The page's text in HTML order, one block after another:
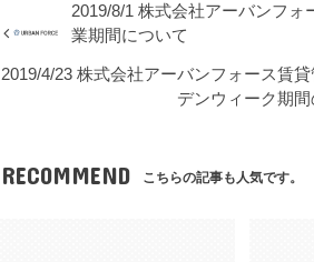
2019/8/1 株式会社アーバンフ
業期間について
2019/4/23 株式会社アーバンフォース賃
デンウィーク期
RECOMMEND こちらの記事も人気です。